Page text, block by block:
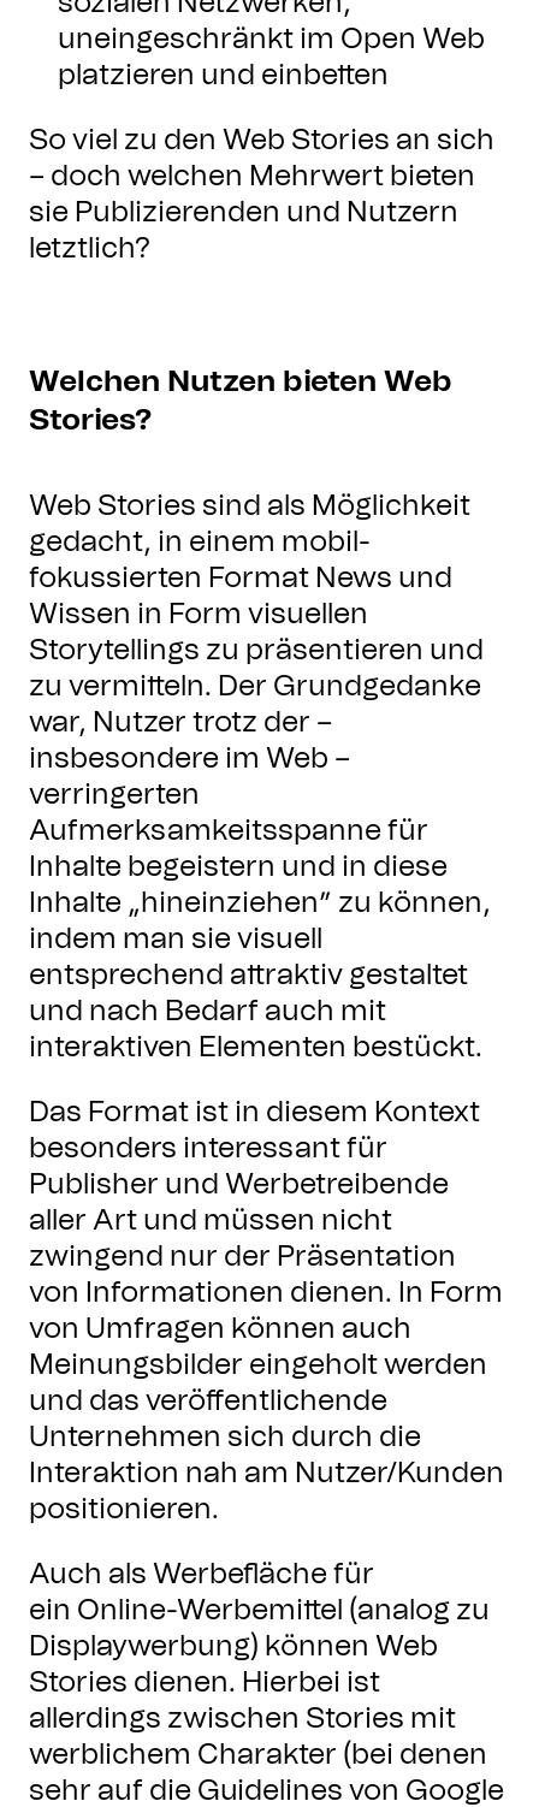
uneingeschränkt im Open Web
platzieren und einbetten
So viel zu den Web Stories an sich
– doch welchen Mehrwert bieten
sie Publizierenden und Nutzern
letztlich?
Welchen Nutzen bieten Web
Stories?
Web Stories sind als Möglichkeit
gedacht, in einem mobil-
fokussierten Format News und
Wissen in Form visuellen
Storytellings zu präsentieren und
zu vermitteln. Der Grundgedanke
war, Nutzer trotz der –
insbesondere im Web –
verringerten
Aufmerksamkeitsspanne für
Inhalte begeistern und in diese
Inhalte „hineinziehen” zu können,
indem man sie visuell
entsprechend attraktiv gestaltet
und nach Bedarf auch mit
interaktiven Elementen bestückt.
Das Format ist in diesem Kontext
besonders interessant für
Publisher und Werbetreibende
aller Art und müssen nicht
zwingend nur der Präsentation
von Informationen dienen. In Form
von Umfragen können auch
Meinungsbilder eingeholt werden
und das veröffentlichende
Unternehmen sich durch die
Interaktion nah am Nutzer/Kunden
positionieren.
Auch als Werbefläche für
ein Online-Werbemittel (analog zu
Displaywerbung) können Web
Stories dienen. Hierbei ist
allerdings zwischen Stories mit
werblichem Charakter (bei denen
sehr auf die Guidelines von Google